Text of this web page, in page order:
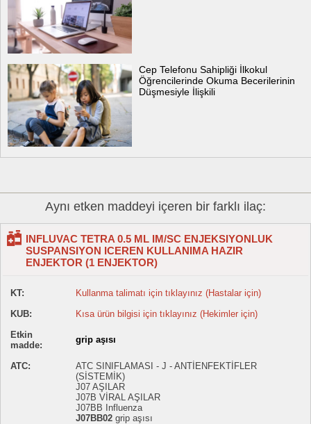
Cep Telefonu Sahipliği İlkokul
Öğrencilerinde Okuma Becerilerinin
Düşmesiyle İlişkili
Aynı etken maddeyi içeren bir farklı ilaç:
INFLUVAC TETRA 0.5 ML IM/SC ENJEKSIYONLUK
SUSPANSIYON ICEREN KULLANIMA HAZIR
ENJEKTOR (1 ENJEKTOR)
KT:
Kullanma talimatı için tıklayınız (Hastalar için)
KUB:
Kısa ürün bilgisi için tıklayınız (Hekimler için)
Etkin
madde:
grip aşısı
ATC:
ATC SINIFLAMASI - J - ANTİENFEKTİFLER
(SİSTEMİK)
J07 AŞILAR
J07B VİRAL AŞILAR
J07BB Influenza
J07BB02 grip aşısı